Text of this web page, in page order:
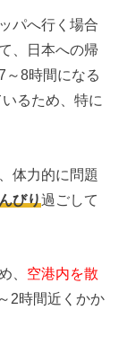
パへ行く場合
、日本への帰
～8時間になる
るため、特に
、体力的に問題
びり過ごして
、 空港内を散
2時間近くかか